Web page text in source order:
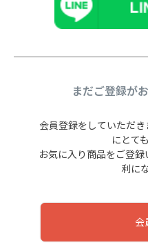
まだご登録が
会員登録をしていただ
にとて
お気に入り商品をご登
利に
会